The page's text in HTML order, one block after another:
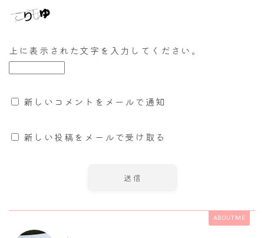
上に表示された文字を入力してください。
新しいコメントをメールで通知
新しい投稿をメールで受け取る
ABOUT ME